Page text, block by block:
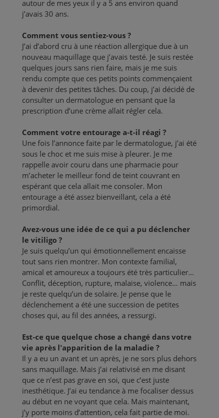
autour de mes yeux il y a 5 ans environ quand
j’avais 30 ans.
Comment vous sentiez-vous ?
J’ai d’abord cru à une réaction allergique due à un
nouveau maquillage que j’avais testé. Je suis restée
quelques jours sans rien faire, mais je me suis
rendu compte que ces petits points commençaient
à devenir des petites tâches. Du coup, j’ai décidé de
consulter un dermatologue en pensant que la
prescription d’une crème allait régler cela.
Comment votre entourage a-t-il réagi ?
Une fois l’annonce faite par le dermatologue, j’ai été
sous le choc et me suis mise à pleurer. Je me
rappelle avoir couru dans une pharmacie pour
m’acheter le meilleur fond de teint couvrant en
espérant que cela allait me consoler. Mon
entourage a été assez bienveillant, cela a été
primordial.
Avez-vous une idée de ce qui a pu déclencher
le vitiligo ?
Je suis quelqu’un qui émotionnellement encaisse
tout sans rien montrer. Mon contexte familial,
amical et amoureux a toujours été très particulier…
Conflit, déception, rupture, malaise, violence… mais
je reste quelqu’un de solaire. Je pense que le
déclenchement a été une succession de petites
choses qui, au fil des années, a ressurgi.
Est-ce que quelque chose a changé dans votre
vie après l'apparition de la maladie ?
Il y a eu un avant et un après, je ne sors plus dehors
sans maquillage. Mais j’ai relativisé en me disant
que ce n’est pas grave en soi, que c’est juste
inesthétique. J’ai eu tendance à me focaliser dessus
au début en ne voyant que cela. Mais maintenant,
j’y porte moins d’attention, cela fait partie de moi.